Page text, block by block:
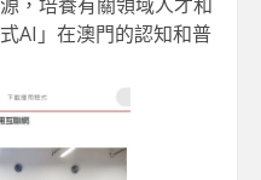
AI」在澳門的認知和普